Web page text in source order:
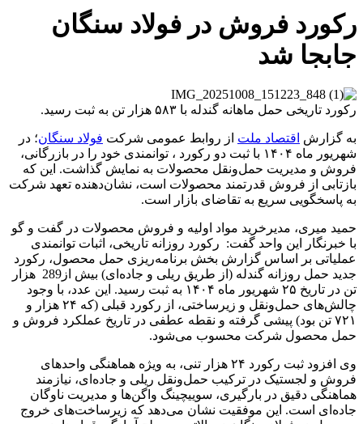
رکورد فروش در فولاد سنگان
جابجا شد
رکورد تاریخی حمل ماهانه گندله با ۵۸۳ هزار تن به ثبت رسید.
به گزارش اقتصاد ملت از روابط عمومی شرکت فولاد سنگان؛ در
شهریور ماه ۱۴۰۴ با ثبت دو رکورد ، توانمندی خود را در بازرگانی،
فروش و مدیریت حمل‌و‌نقل محصولات به نمایش گذاشت. این که
بازتابی از فروش قدرتمند محصولات است، نشان‌دهنده تعهد شرکت
به پاسخگویی سریع به تقاضای بازار است.
حمید میری، مدیرخرید مواد اولیه و فروش محصولات در گفت و گو
با خبرنگار این واحد گفت: رکورد روزانه تاریخی، اثبات توانمندی
عملیاتی بر اساس گزارش بخش برنامه‌ریزی حمل محصول، رکورد
جدید حمل روزانه گندله (از طریق ریلی و جاده‌ای) بیش از289 هزار
تن در تاریخ ۲۵ شهریور ماه ۱۴۰۴ به ثبت رسید. این عدد، با وجود
چالش‌های حمل‌ونقل و زیرساختی، از رکورد قبلی (که ۲۴ هزار و
۷۲۱ تن بود) پیشی گرفته و نقطه عطفی در تاریخ عملکرد فروش و
حمل محصول شرکت محسوب می‌شود.
وی افزود ثبت رکورد ۲۴ هزار تنی، به‌ ویژه هماهنگی واحدهای
فروش و لجستیک در ترکیب حمل‌ونقل ریلی و جاده‌ای، نیازمند
هماهنگی دقیق در بارگیری، سوییچینگ واگن‌ها و مدیریت ناوگان
جاده‌ای است. این موفقیت نشان می‌دهد که زیرساخت‌های خروج